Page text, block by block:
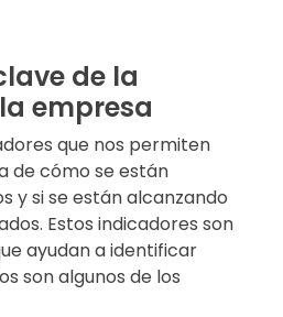
de la
empresa
que nos permiten
de cómo se están
y si se están alcanzando
Estos indicadores son
ayudan a identificar
son algunos de los